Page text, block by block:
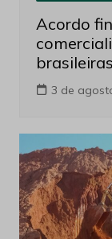
Acordo
3 de